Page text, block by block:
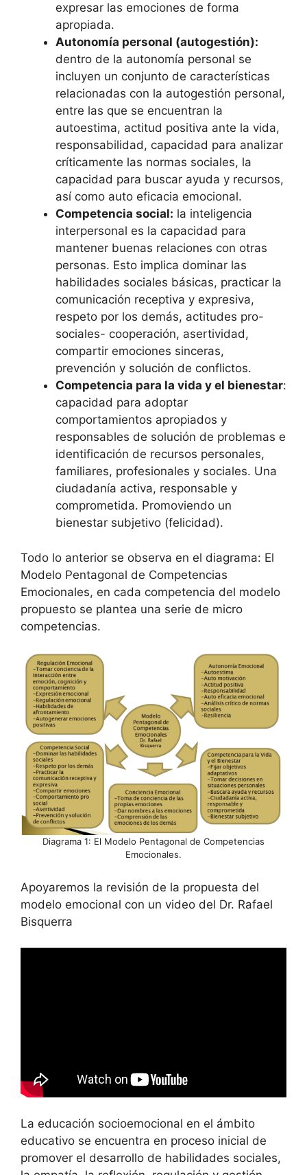
expresar las emociones de forma
apropiada.
Autonomía personal (autogestión):
dentro de la autonomía personal se
incluyen un conjunto de características
relacionadas con la autogestión personal,
entre las que se encuentran la
autoestima, actitud positiva ante la vida,
responsabilidad, capacidad para analizar
críticamente las normas sociales, la
capacidad para buscar ayuda y recursos,
así como auto eficacia emocional.
Competencia social: la inteligencia
interpersonal es la capacidad para
mantener buenas relaciones con otras
personas. Esto implica dominar las
habilidades sociales básicas, practicar la
comunicación receptiva y expresiva,
respeto por los demás, actitudes pro-
sociales- cooperación, asertividad,
compartir emociones sinceras,
prevención y solución de conflictos.
Competencia para la vida y el bienestar:
capacidad para adoptar
comportamientos apropiados y
responsables de solución de problemas e
identificación de recursos personales,
familiares, profesionales y sociales. Una
ciudadanía activa, responsable y
comprometida. Promoviendo un
bienestar subjetivo (felicidad).
Todo lo anterior se observa en el diagrama: El
Modelo Pentagonal de Competencias
Emocionales, en cada competencia del modelo
propuesto se plantea una serie de micro
competencias.
Diagrama 1: El Modelo Pentagonal de Competencias
Emocionales.
Apoyaremos la revisión de la propuesta del
modelo emocional con un video del Dr. Rafael
Bisquerra
La educación socioemocional en el ámbito
educativo se encuentra en proceso inicial de
promover el desarrollo de habilidades sociales,